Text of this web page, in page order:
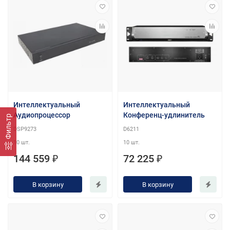
Фильтр
Интеллектуальный
Аудиопроцессор
DSP9273
10 шт.
144 559 ₽
В корзину
Интеллектуальный
Конференц-удлинитель
D6211
10 шт.
72 225 ₽
В корзину